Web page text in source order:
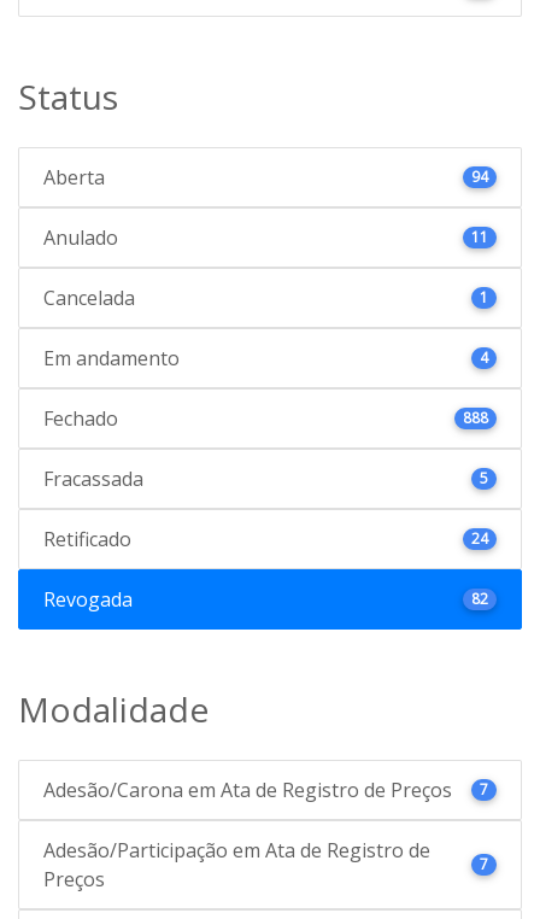
Status
Aberta 94
Anulado 11
Cancelada 1
Em andamento 4
Fechado 888
Fracassada 5
Retificado 24
Revogada 82
Modalidade
Adesão/Carona em Ata de Registro de Preços 7
Adesão/Participação em Ata de Registro de
Preços
7